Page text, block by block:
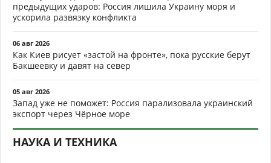
предыдущих ударов: Россия лишила Украину моря и
ускорила развязку конфликта
06 авг 2026
Как Киев рисует «застой на фронте», пока русские берут
Бакшеевку и давят на север
05 авг 2026
Запад уже не поможет: Россия парализовала украинский
экспорт через Чёрное море
НАУКА И ТЕХНИКА